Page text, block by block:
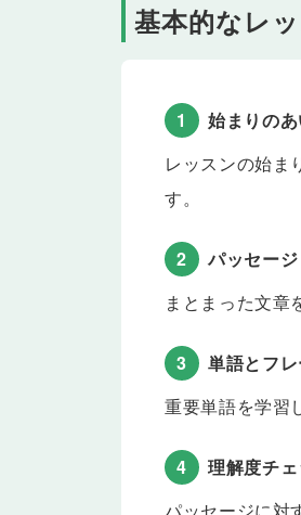
うに、未来のある時
Lesson 28 受動
受動態の文を学習し
される(（〜された）
Lesson 29
合、「彼」と「お金
Lesson 30
Lesson 31
現在進行形と現在完
Lesson 32 ニュ
以下のトピックにつ
基本的なレ
1
始まりの
レッスンの始ま
す。
2
パッセージ
まとまった文章
3
単語とフ
重要単語を学習
4
理解度チェ
パッセージに対